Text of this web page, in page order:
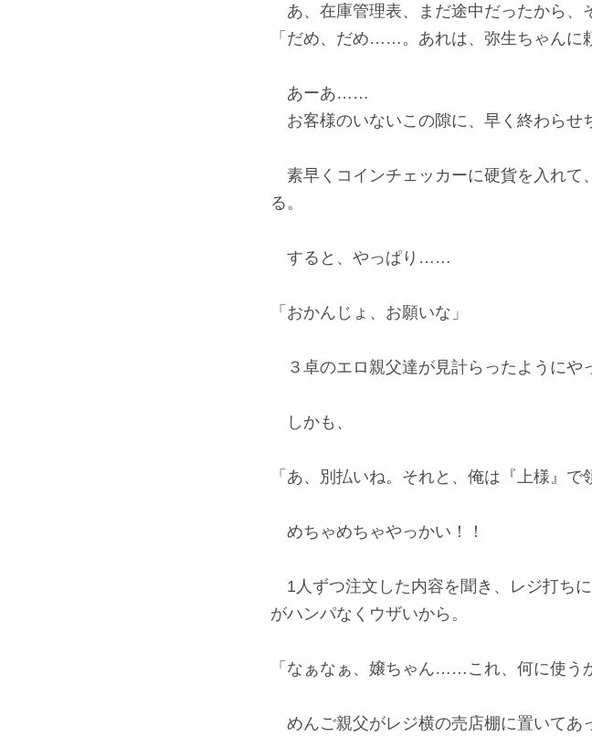
あ、在庫管理表、まだ途中だったから、
「だめ、だめ……。あれは、弥生ちゃんに
あーあ……
お客様のいないこの隙に、早く終わらせ
素早くコインチェッカーに硬貨を入れて
る。
すると、やっぱり……
「おかんじょ、お願いな」
３卓のエロ親父達が見計らったようにや
しかも、
「あ、別払いね。それと、俺は『上様』で
めちゃめちゃやっかい！！
1人ずつ注文した内容を聞き、レジ打ち
がハンパなくウザいから。
「なぁなぁ、嬢ちゃん……これ、何に使う
めんご親父がレジ横の売店棚に置いてあ